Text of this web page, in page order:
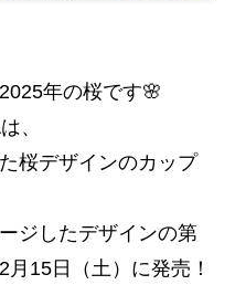
年の桜です🌸
、
桜デザインのカップ
ジしたデザインの第
15日（土）に発売！